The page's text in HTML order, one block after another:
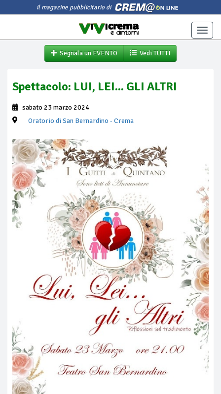
il magazine pubblicitario di
Toggle
Segnala un EVENTO
Vedi TUTTI
Spettacolo: LUI, LEI... GLI ALTRI
sabato 23 marzo 2024
Oratorio di San Bernardino - Crema